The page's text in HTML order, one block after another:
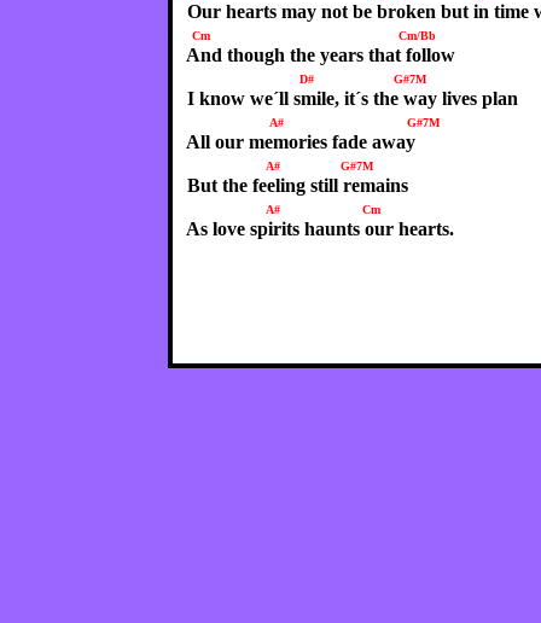
Our hearts may not be broken but in time
Cm Cm/
And though the years that follow
D# G#7M
I know we´ll smile, it´s the way lives plan
A# G#7M
All our memories fade away
A# G#7M
But the feeling still remains
A# Cm
As love spirits haunts our hearts.